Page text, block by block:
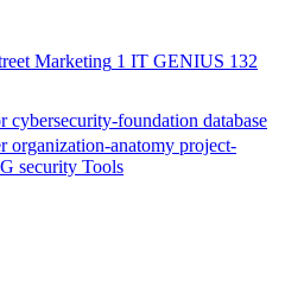
Marketing 1 IT GENIUS 132
cybersecurity-foundation database
organization-anatomy project-
security Tools